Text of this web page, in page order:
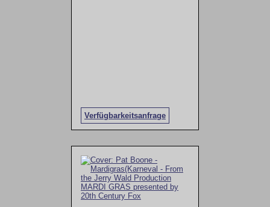
Verfügbarkeitsanfrage